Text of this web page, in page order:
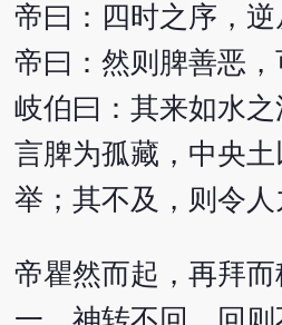
帝曰：四时之序，
帝曰：然则脾善恶
岐伯曰：其来如水
言脾为孤藏，中央
举；其不及，则令人
帝瞿然而起，再拜